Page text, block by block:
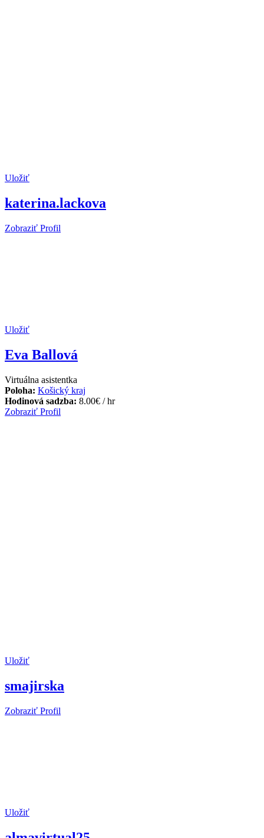
Uložiť
katerina.lackova
Zobraziť Profil
Uložiť
Eva Ballová
Virtuálna asistentka
Poloha: Košický kraj
Hodinová sadzba: 8.00€ / hr
Zobraziť Profil
Uložiť
smajirska
Zobraziť Profil
Uložiť